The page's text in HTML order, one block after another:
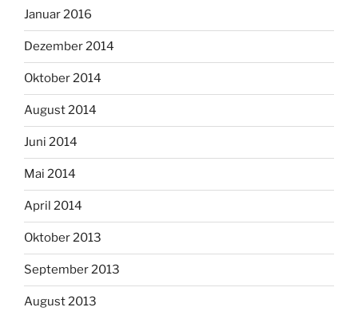
Januar 2016
Dezember 2014
Oktober 2014
August 2014
Juni 2014
Mai 2014
April 2014
Oktober 2013
September 2013
August 2013